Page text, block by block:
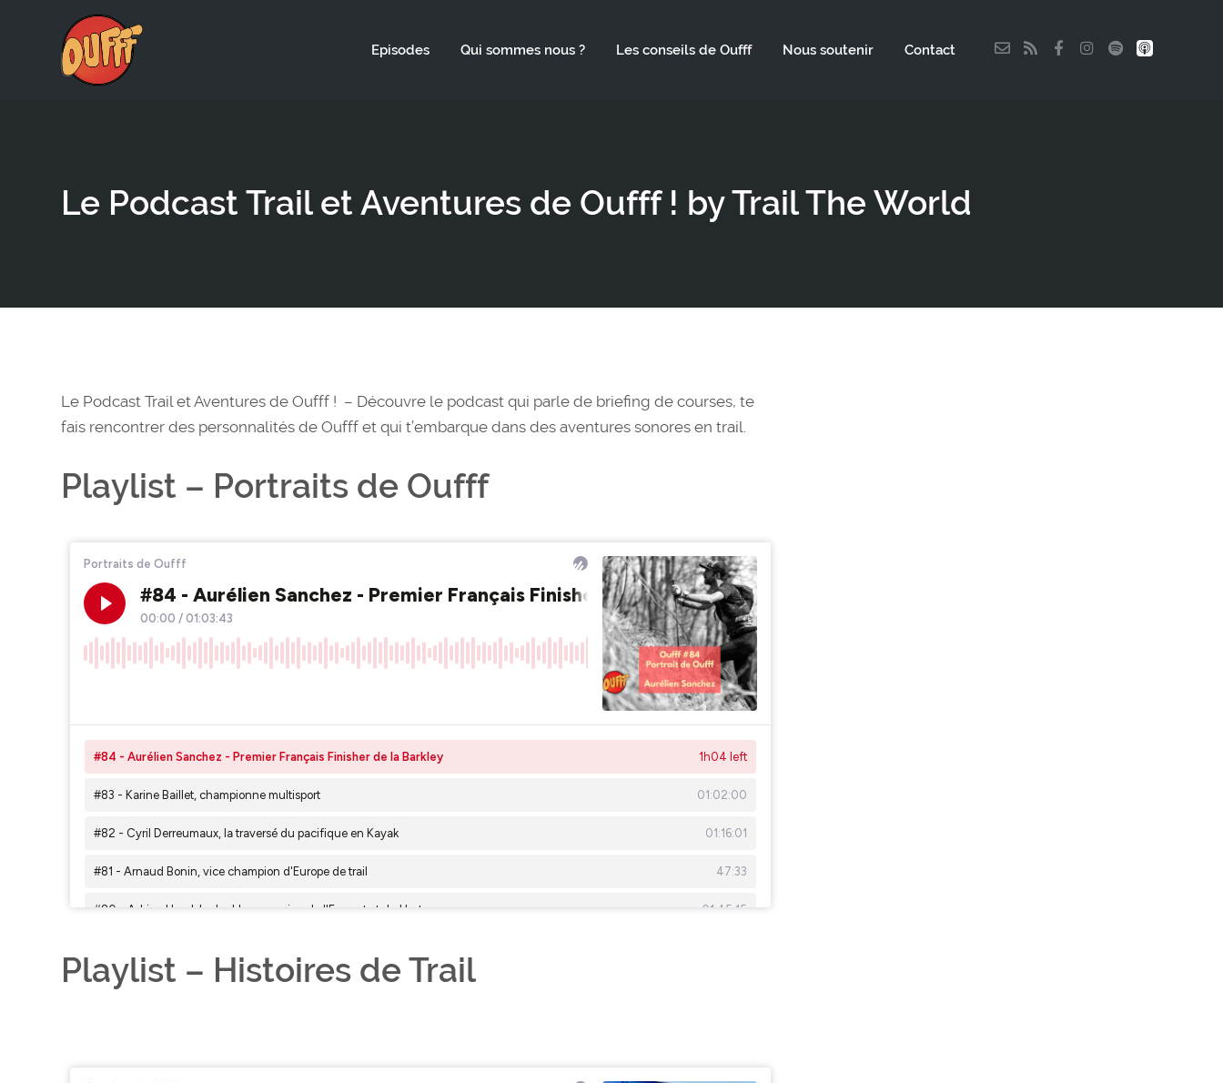
Episodes Qui sommes nous ? Les conseils de Oufff Nous soutenir Contact
Le Podcast Trail et Aventures de Oufff ! by Trail The World
Le Podcast Trail et Aventures de Oufff ! – Découvre le podcast qui parle de briefing de courses, te
fais rencontrer des personnalités de Oufff et qui t’embarque dans des aventures sonores en trail.
Playlist – Portraits de Oufff
Playlist – Histoires de Trail